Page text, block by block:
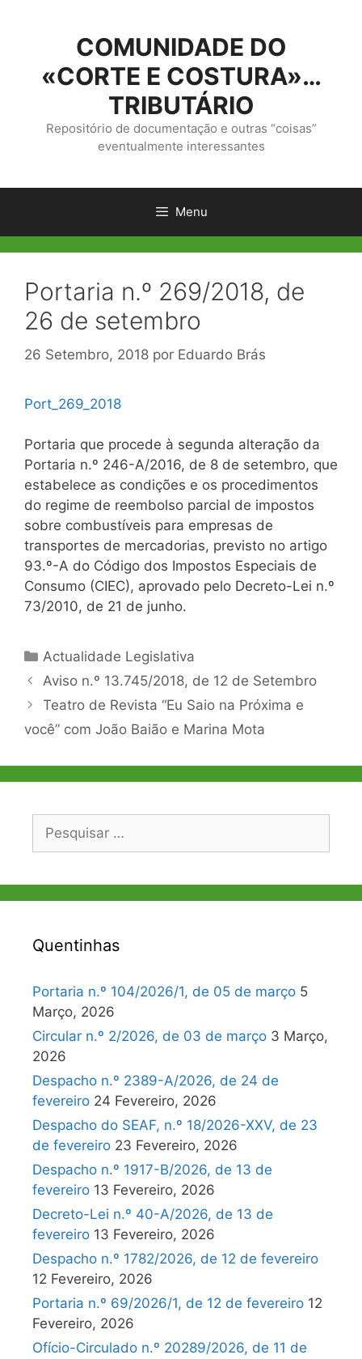
conteúdo
COMUNIDADE DO
«CORTE E COSTURA»…
TRIBUTÁRIO
Repositório de documentação e outras “coisas”
eventualmente interessantes
Menu
Portaria n.º 269/2018, de
26 de setembro
26 Setembro, 2018 por Eduardo Brás
Port_269_2018
Portaria que procede à segunda alteração da
Portaria n.º 246-A/2016, de 8 de setembro, que
estabelece as condições e os procedimentos
do regime de reembolso parcial de impostos
sobre combustíveis para empresas de
transportes de mercadorias, previsto no artigo
93.º-A do Código dos Impostos Especiais de
Consumo (CIEC), aprovado pelo Decreto-Lei n.º
73/2010, de 21 de junho.
Categorias
Actualidade Legislativa
Navegação
de
Aviso n.º 13.745/2018, de 12 de Setembro
Teatro de Revista “Eu Saio na Próxima e
você” com João Baião e Marina Mota
Pesquisar
Quentinhas
Portaria n.º 104/2026/1, de 05 de março 5
Março, 2026
Circular n.º 2/2026, de 03 de março 3 Março,
2026
Despacho n.º 2389-A/2026, de 24 de
fevereiro 24 Fevereiro, 2026
Despacho do SEAF, n.º 18/2026-XXV, de 23
de fevereiro 23 Fevereiro, 2026
Despacho n.º 1917-B/2026, de 13 de
fevereiro 13 Fevereiro, 2026
Decreto-Lei n.º 40-A/2026, de 13 de
fevereiro 13 Fevereiro, 2026
Despacho n.º 1782/2026, de 12 de fevereiro
12 Fevereiro, 2026
Portaria n.º 69/2026/1, de 12 de fevereiro 12
Fevereiro, 2026
Ofício-Circulado n.º 20289/2026, de 11 de